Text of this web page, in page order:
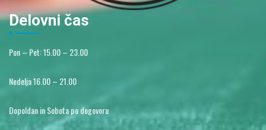
Delovni čas
Pon – Pet: 15.00 – 23.00
Nedelja 16.00 – 21.00
Dopoldan in Sobota po dogovoru